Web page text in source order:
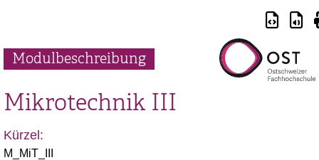
Modulbeschreibung
Mikrotechnik III
Kürzel:
M_MiT_III